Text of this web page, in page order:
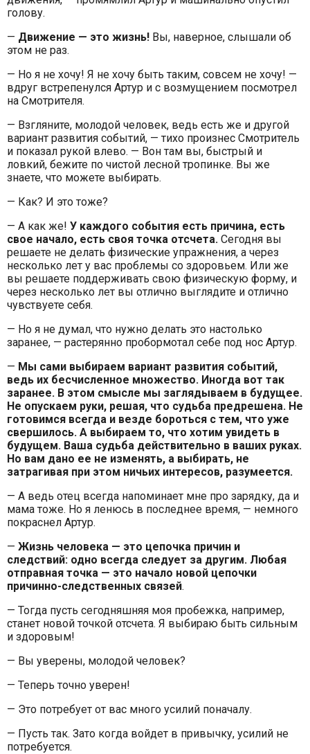
голову.
— Движение — это жизнь! Вы, наверное, слышали об
этом не раз.
— Но я не хочу! Я не хочу быть таким, совсем не хочу! —
вдруг встрепенулся Артур и с возмущением посмотрел
на Смотрителя.
— Взгляните, молодой человек, ведь есть же и другой
вариант развития событий, — тихо произнес Смотритель
и показал рукой влево. — Вон там вы, быстрый и
ловкий, бежите по чистой лесной тропинке. Вы же
знаете, что можете выбирать.
— Как? И это тоже?
— А как же! У каждого события есть причина, есть
свое начало, есть своя точка отсчета. Сегодня вы
решаете не делать физические упражнения, а через
несколько лет у вас проблемы со здоровьем. Или же
вы решаете поддерживать свою физическую форму, и
через несколько лет вы отлично выглядите и отлично
чувствуете себя.
— Но я не думал, что нужно делать это настолько
заранее, — растерянно пробормотал себе под нос Артур.
— Мы сами выбираем вариант развития событий,
ведь их бесчисленное множество. Иногда вот так
заранее. В этом смысле мы заглядываем в будущее.
Не опускаем руки, решая, что судьба предрешена. Не
готовимся всегда и везде бороться с тем, что уже
свершилось. А выбираем то, что хотим увидеть в
будущем. Ваша судьба действительно в ваших руках.
Но вам дано ее не изменять, а выбирать, не
затрагивая при этом ничьих интересов, разумеется.
— А ведь отец всегда напоминает мне про зарядку, да и
мама тоже. Но я ленюсь в последнее время, — немного
покраснел Артур.
— Жизнь человека — это цепочка причин и
следствий: одно всегда следует за другим. Любая
отправная точка — это начало новой цепочки
причинно-следственных связей.
— Тогда пусть сегодняшняя моя пробежка, например,
станет новой точкой отсчета. Я выбираю быть сильным
и здоровым!
— Вы уверены, молодой человек?
— Теперь точно уверен!
— Это потребует от вас много усилий поначалу.
— Пусть так. Зато когда войдет в привычку, усилий не
потребуется.